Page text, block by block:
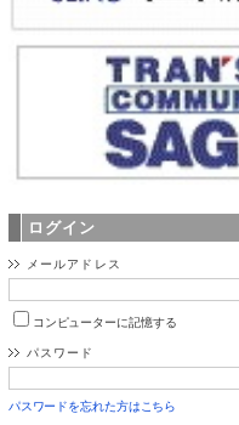
ログイン
メールアドレス
コンピューターに記憶する
パスワード
パスワードを忘れた方はこちら